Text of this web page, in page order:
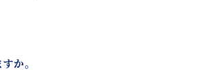
か。